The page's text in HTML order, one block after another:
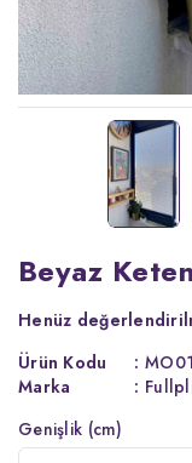
Beyaz
Henüz
Ürün Kodu
: MO01
Marka
:
Genişlik (cm)